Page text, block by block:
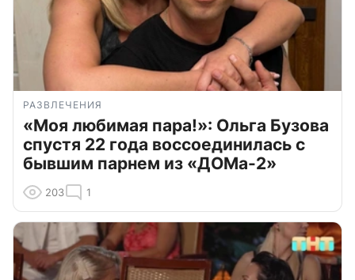
РАЗВЛЕЧЕНИЯ
«Моя любимая пара!»: Ольга Бузова
спустя 22 года воссоединилась с
бывшим парнем из «ДОМа-2»
203 1